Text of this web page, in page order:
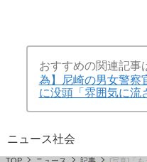
おすすめの関連記事
為】尼崎の男女警察
に没頭「雰囲気に流
ニュース社会